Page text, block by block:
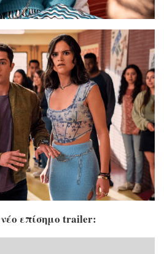
επίσημο trailer: